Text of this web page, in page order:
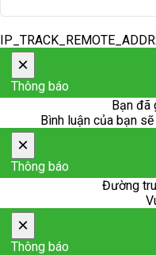
×
Thông báo
Bạn đã
Bình luận của bạn
×
Thông báo
Đường
×
Thông báo